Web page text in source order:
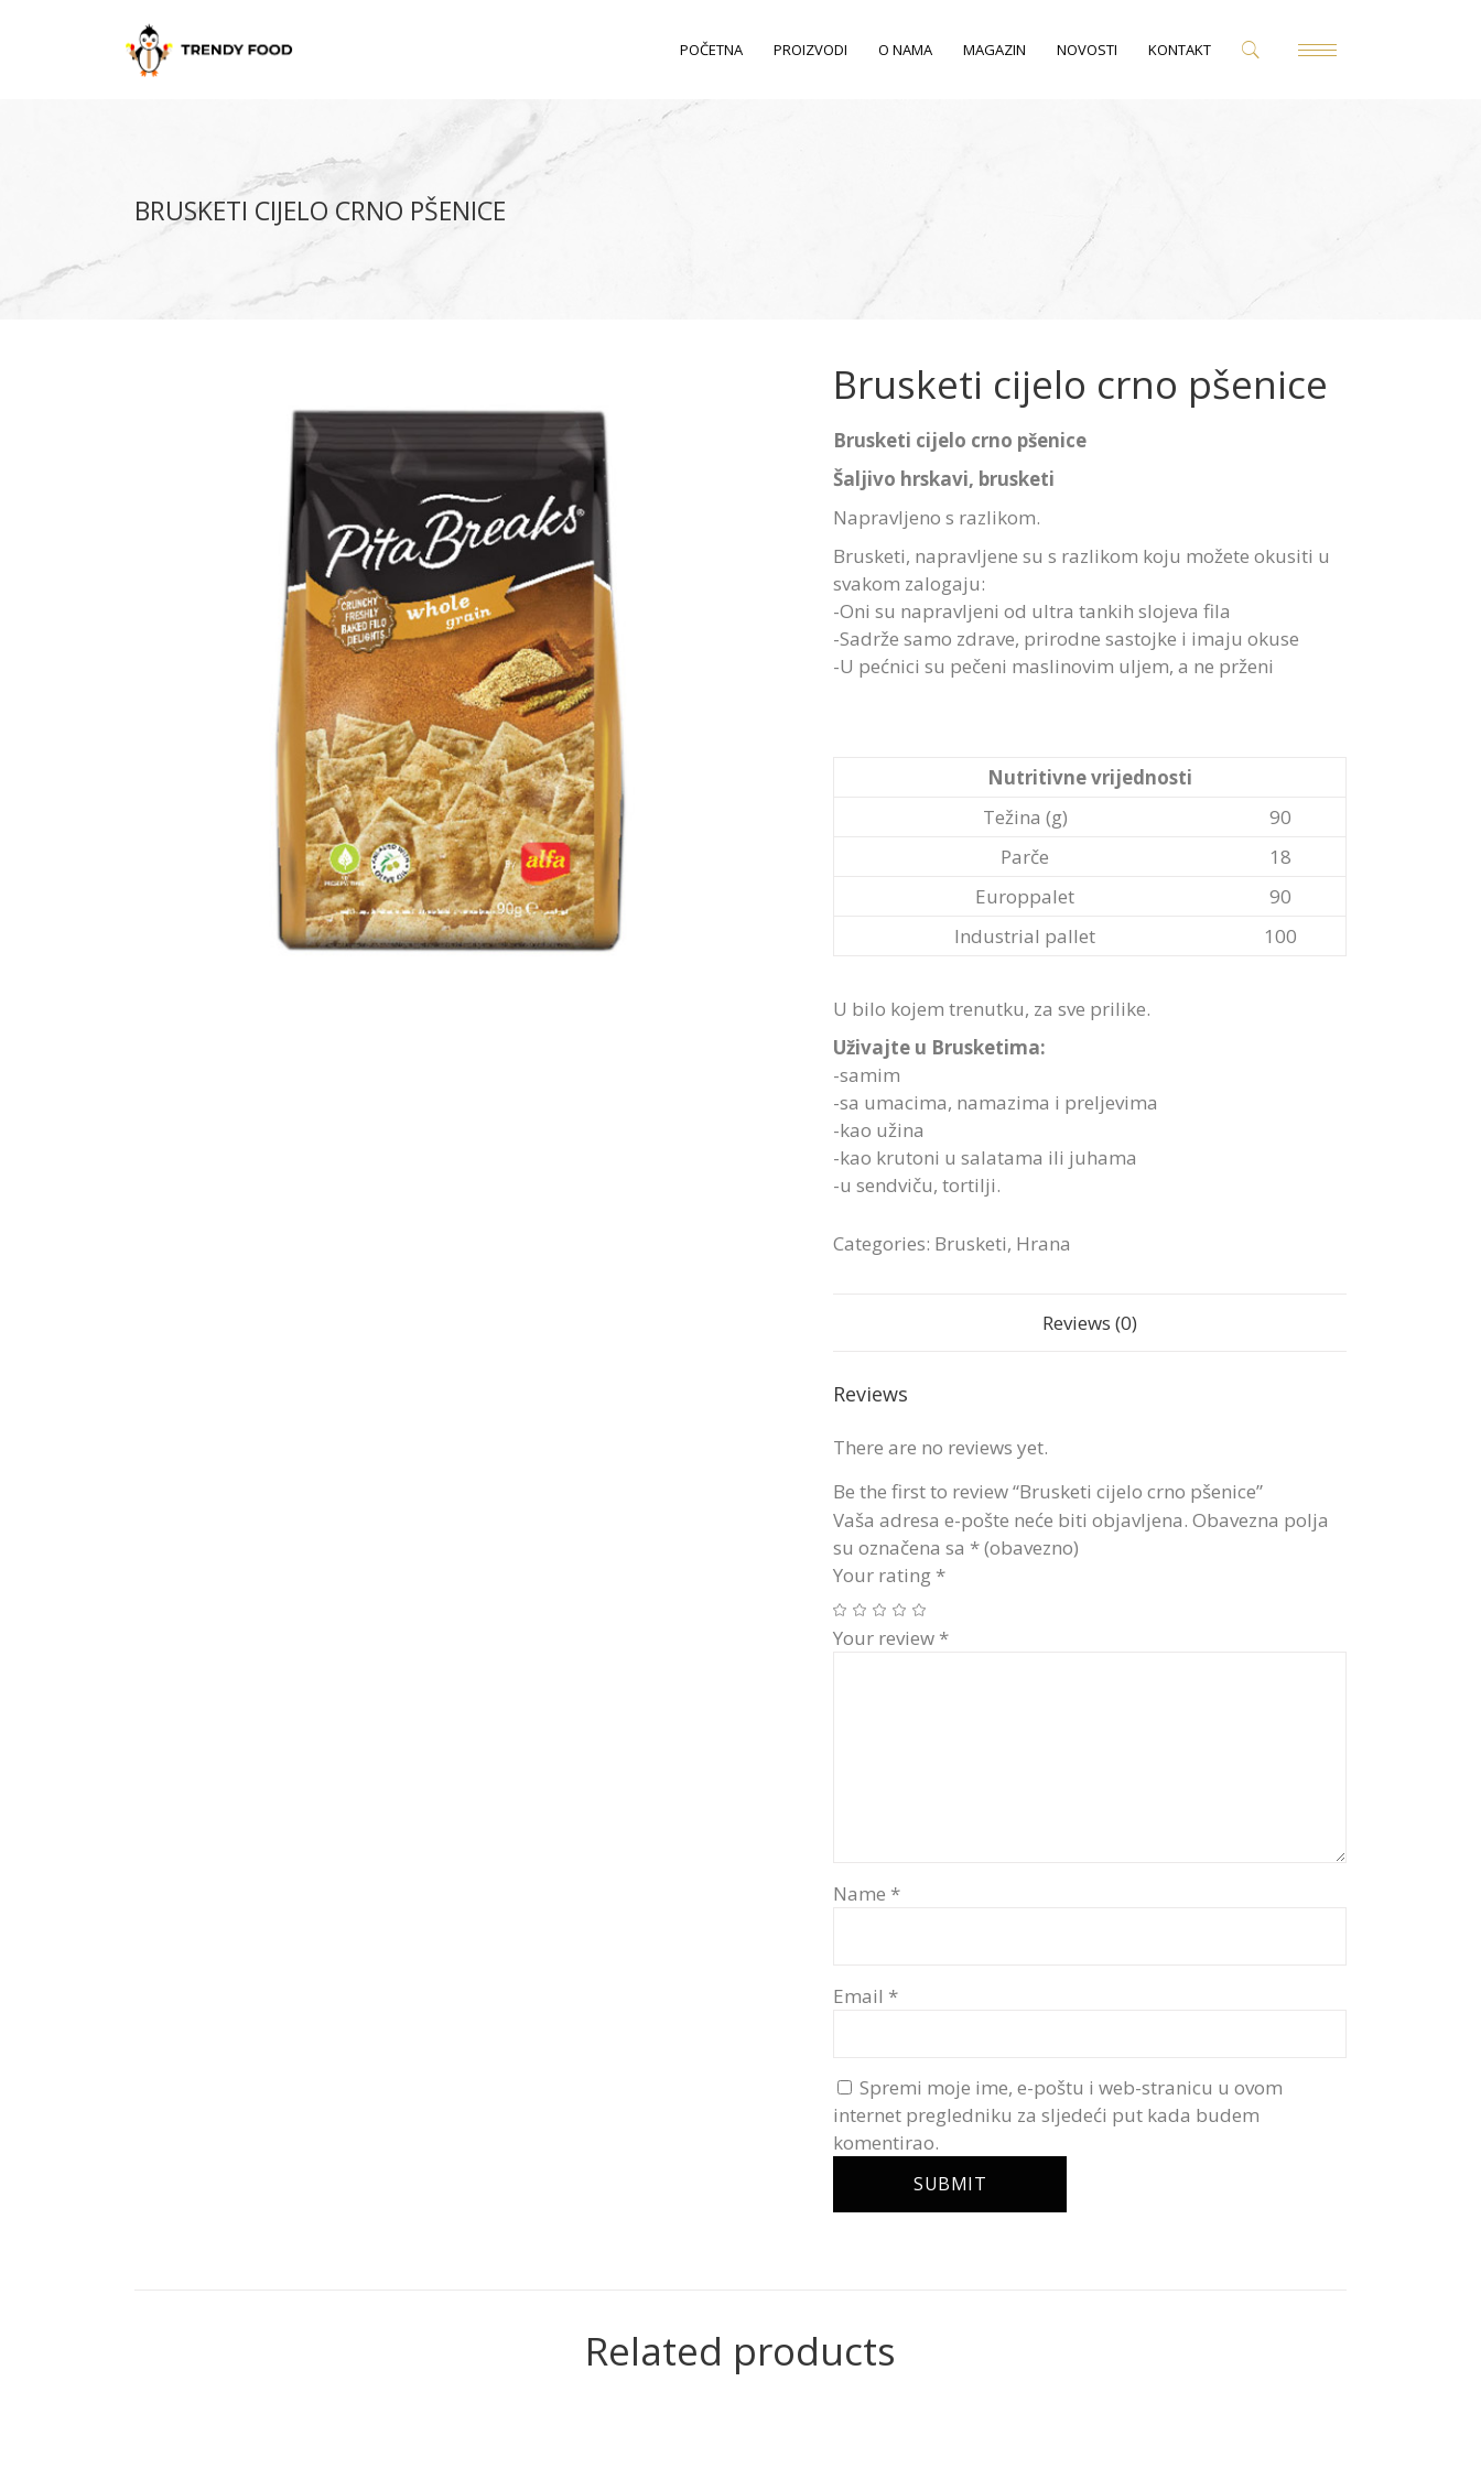
POČETNA PROIZVODI O NAMA MAGAZIN NOVOSTI KONTAKT
BRUSKETI CIJELO CRNO PŠENICE
Brusketi cijelo crno pšenice
Brusketi cijelo crno pšenice
Šaljivo hrskavi, brusketi
Napravljeno s razlikom.
Brusketi, napravljene su s razlikom koju možete okusiti u
svakom zalogaju:
-Oni su napravljeni od ultra tankih slojeva fila
-Sadrže samo zdrave, prirodne sastojke i imaju okuse
-U pećnici su pečeni maslinovim uljem, a ne prženi
Nutritivne vrijednosti
Težina (g)
90
Parče
18
Europpalet
90
Industrial pallet
100
U bilo kojem trenutku, za sve prilike.
Uživajte u Brusketima:
-samim
-sa umacima, namazima i preljevima
-kao užina
-kao krutoni u salatama ili juhama
-u sendviču, tortilji.
Categories: Brusketi, Hrana
Reviews (0)
Reviews
There are no reviews yet.
Be the first to review “Brusketi cijelo crno pšenice”
Vaša adresa e-pošte neće biti objavljena. Obavezna polja
su označena sa * (obavezno)
Your rating *
Your review *
Name *
Email *
Spremi moje ime, e-poštu i web-stranicu u ovom
internet pregledniku za sljedeći put kada budem
komentirao.
Related products